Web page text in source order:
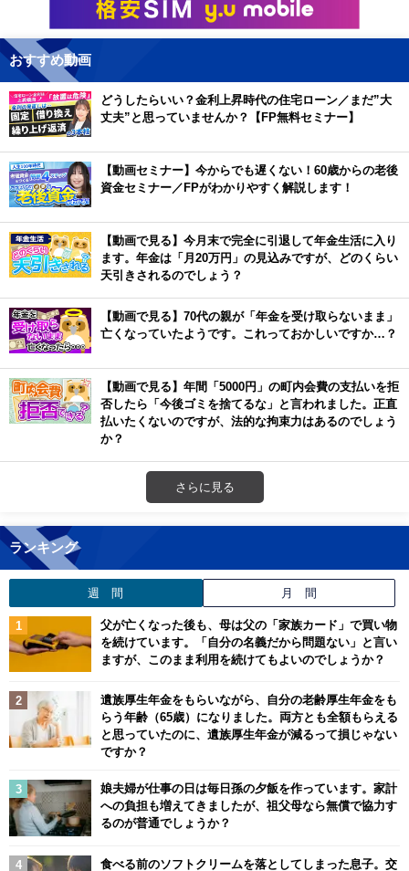
おすすめ動画
どうしたらいい？金利上昇時代の住宅ローン／まだ”大
丈夫”と思っていませんか？【FP無料セミナー】
【動画セミナー】今からでも遅くない！60歳からの老後
資金セミナー／FPがわかりやすく解説します！
【動画で見る】今月末で完全に引退して年金生活に入り
ます。年金は「月20万円」の見込みですが、どのくらい
天引きされるのでしょう？
【動画で見る】70代の親が「年金を受け取らないまま」
亡くなっていたようです。これっておかしいですか…？
【動画で見る】年間「5000円」の町内会費の支払いを拒
否したら「今後ゴミを捨てるな」と言われました。正直
払いたくないのですが、法的な拘束力はあるのでしょう
か？
さらに見る
ランキング
週 間 月 間
父が亡くなった後も、母は父の「家族カード」で買い物
を続けています。「自分の名義だから問題ない」と言い
ますが、このまま利用を続けてもよいのでしょうか？
遺族厚生年金をもらいながら、自分の老齢厚生年金をも
らう年齢（65歳）になりました。両方とも全額もらえる
と思っていたのに、遺族厚生年金が減るって損じゃない
ですか？
娘夫婦が仕事の日は毎日孫の夕飯を作っています。家計
への負担も増えてきましたが、祖父母なら無償で協力す
るのが普通でしょうか？
食べる前のソフトクリームを落としてしまった息子。交